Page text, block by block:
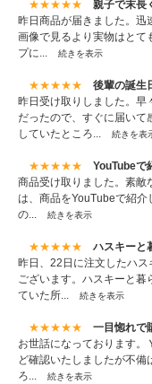
★★★★★
親子で末長
昨日商品が届きました。迅
画像で見るより実物はとて
プに...
続きを表示
★★★★★
後輩の誕生
昨日受け取りしました。早
だったので、すぐに届いて
していたところ...
続きを表
★★★★★
YouTubeで
商品受け取りました。素敵
は、商品をYouTubeで紹介
の...
続きを表示
★★★★★
ハスキーと
昨日、22日に注文したハス
ございます。ハスキーと暮
ていた所...
続きを表示
★★★★★
一目惚れで
お世話になっております。
ど確認いたしましたが不備
ろ...
続きを表示